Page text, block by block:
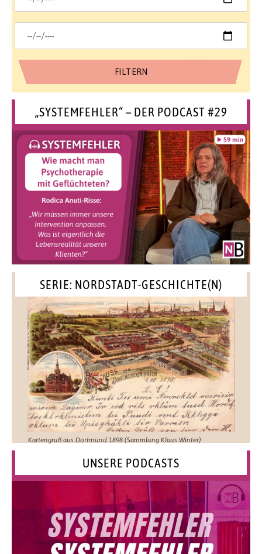
„SYSTEMFEHLER“ – DER PODCAST #29
SERIE: NORDSTADT-GESCHICHTE(N)
Kartengruß aus Dortmund 1898 (Sammlung Klaus Winter)
UNSERE PODCASTS